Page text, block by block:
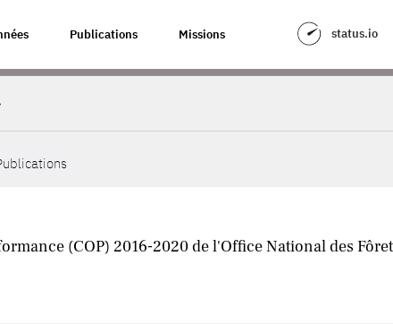
Publications Missions status.io
(COP) 2016-2020 de l'Office National des